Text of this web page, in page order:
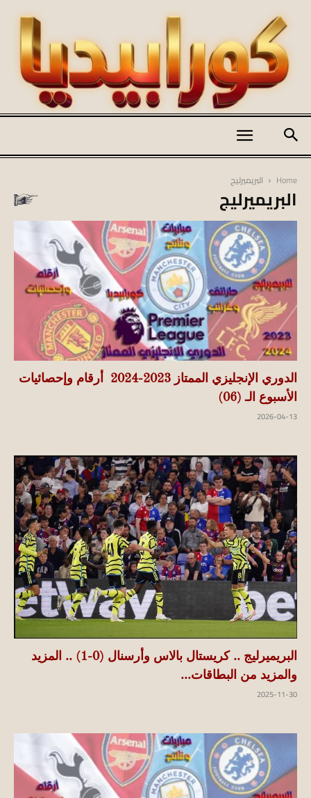
koraapedia
Home البريميرليج
البريميرليج
الدوري الإنجليزي الممتاز 2023-2024 أرقام وإحصائيات
الأسبوع الـ (06)
2026-04-13
البريميرليج .. كريستال بالاس وأرسنال (0-1) .. المزيد
والمزيد من البطاقات...
2025-11-30